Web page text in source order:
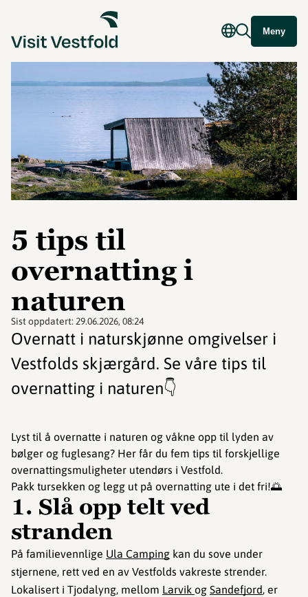
Meny
5 tips til
overnatting i
naturen
Sist oppdatert: 29.06.2026, 08:24
Overnatt i naturskjønne omgivelser i
Vestfolds skjærgård. Se våre tips til
overnatting i naturen👇
Lyst til å overnatte i naturen og våkne opp til lyden av
bølger og fuglesang? Her får du fem tips til forskjellige
overnattingsmuligheter utendørs i Vestfold.
Pakk tursekken og legg ut på overnatting ute i det fri!🌅
1. Slå opp telt ved
stranden
På familievennlige Ula Camping kan du sove under
stjernene, rett ved en av Vestfolds vakreste strender.
Lokalisert i Tjodalyng, mellom Larvik og Sandefjord, er